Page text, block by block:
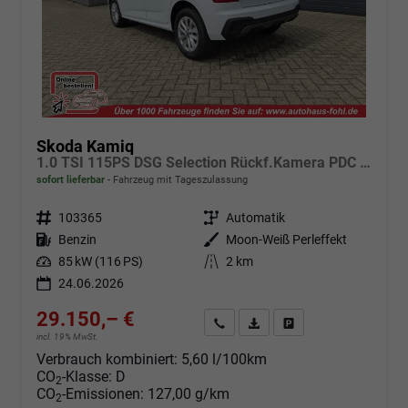
Skoda Kamiq
1.0 TSI 115PS DSG Selection Rückf.Kamera PDC v+h Sitzheizung Klimaautomatik Skoda-Radio Apple CarPlay + Android Auto Tempomat Garantieverlängerung 16"LM
sofort lieferbar Fahrzeug mit Tageszulassung
Fahrzeugnr. 103365 Getriebe Automatik
Kraftstoff Benzin Außenfarbe
Moon-Weiß Perleffekt
Leistung 85 kW (116 PS) Kilometerstand 2 km
24.06.2026
29.150,– €
incl. 19% MwSt.
Angebot anfordern
Fahrzeugexpose (PDF)
Verbrauch kombiniert: 5,60 l/100km
CO2-Klasse: D
CO2-Emissionen: 127,00 g/km